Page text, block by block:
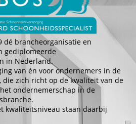
dé brancheorganisatie en
gediplomeerde
in Nederland.
van én voor ondernemers in de
die zich richt op de kwaliteit van de
ondernemerschap in de
kwaliteitsniveau staan daarbij